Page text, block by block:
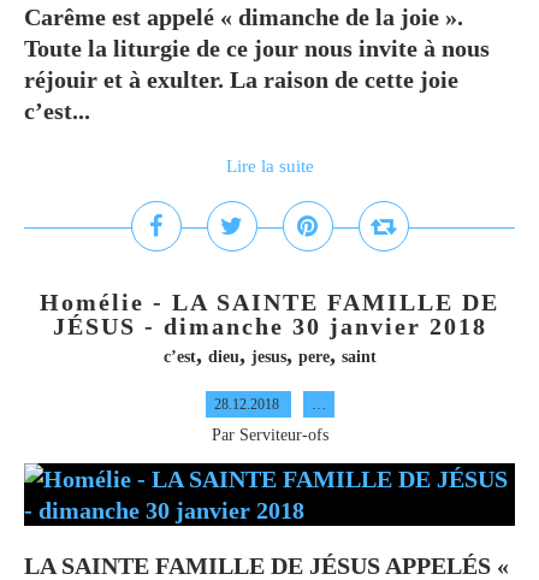
Carême est appelé « dimanche de la joie ».
Toute la liturgie de ce jour nous invite à nous
réjouir et à exulter. La raison de cette joie
c’est...
Lire la suite
Homélie - LA SAINTE FAMILLE DE
JÉSUS - dimanche 30 janvier 2018
c’est, dieu, jesus, pere, saint
28.12.2018 …
Par Serviteur-ofs
LA SAINTE FAMILLE DE JÉSUS APPELÉS «